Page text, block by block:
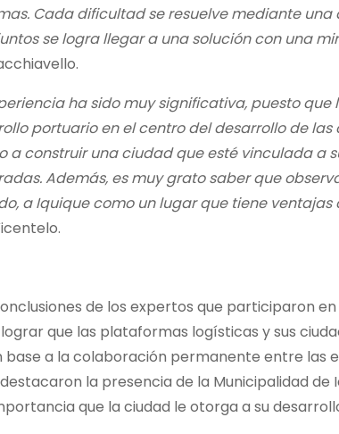
Cada dificultad se resuelve mediante
se logra llegar a una solución con una
ha sido muy significativa, puesto
portuario en el centro del desarrollo de
a construir una ciudad que esté vinculada a
Además, es muy grato saber que
a Iquique como un lugar que tiene ventajas
de los expertos que participaron
que las plataformas logísticas y sus
base a la colaboración permanente entre las
la presencia de la Municipalidad de
que la ciudad le otorga a su